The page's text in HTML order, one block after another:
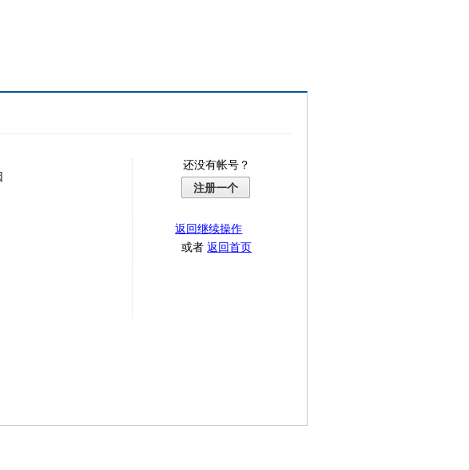
还没有帐号？
注册一个
返回继续操作
或者返回首页